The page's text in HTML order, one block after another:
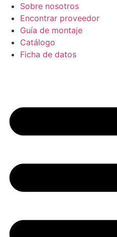
Sobre nosotros
Encontrar proveedor
Guía de montaje
Catálogo
Ficha de datos